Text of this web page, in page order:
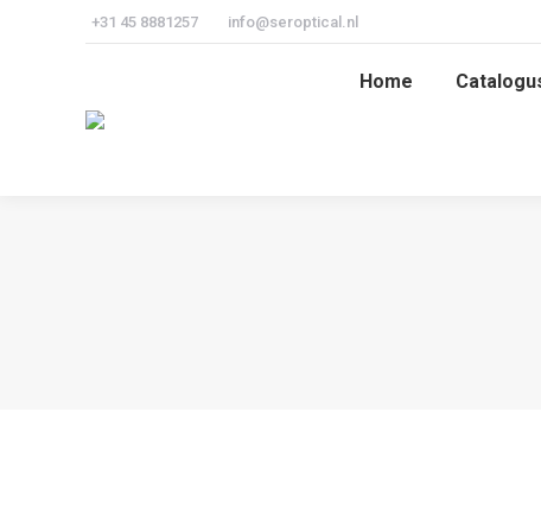
+31 45 8881257 info@seroptical.nl
Home
Home